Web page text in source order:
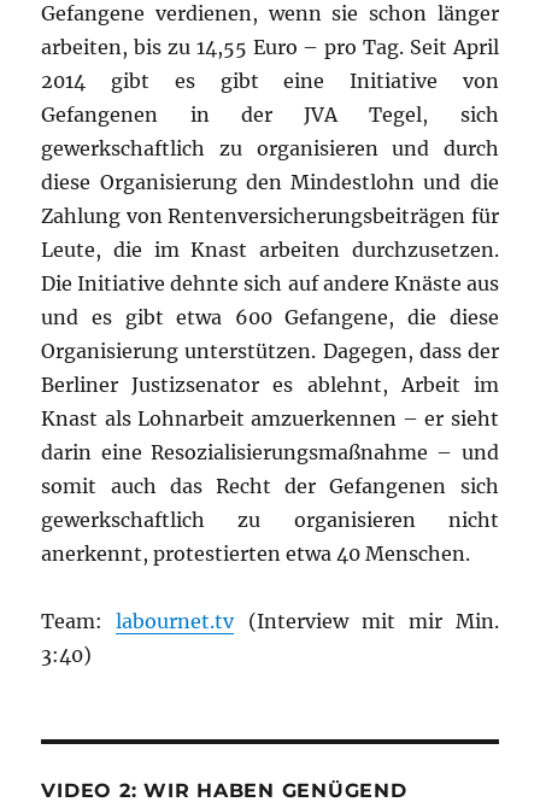
Gefangene verdienen, wenn sie schon länger
arbeiten, bis zu 14,55 Euro – pro Tag. Seit April
2014 gibt es gibt eine Initiative von
Gefangenen in der JVA Tegel, sich
gewerkschaftlich zu organisieren und durch
diese Organisierung den Mindestlohn und die
Zahlung von Rentenversicherungsbeiträgen für
Leute, die im Knast arbeiten durchzusetzen.
Die Initiative dehnte sich auf andere Knäste aus
und es gibt etwa 600 Gefangene, die diese
Organisierung unterstützen. Dagegen, dass der
Berliner Justizsenator es ablehnt, Arbeit im
Knast als Lohnarbeit amzuerkennen – er sieht
darin eine Resozialisierungsmaßnahme – und
somit auch das Recht der Gefangenen sich
gewerkschaftlich zu organisieren nicht
anerkennt, protestierten etwa 40 Menschen.
Team:labournet.tv(Interview mit mir Min.
3:40)
VIDEO 2: WIR HABEN GENÜGEND